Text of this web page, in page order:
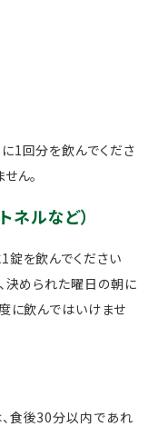
1回分を飲んでくださ
ん。
ネルなど）
を飲んでください
決められた曜日の朝に
に飲んではいけませ
食後30分以内であれ